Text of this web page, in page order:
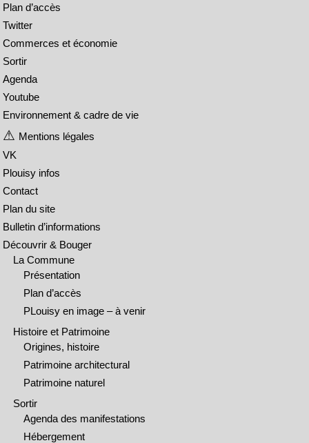
Plan d’accès
Twitter
Commerces et économie
Sortir
Agenda
Youtube
Environnement & cadre de vie
Mentions légales
VK
Plouisy infos
Contact
Plan du site
Bulletin d’informations
Découvrir & Bouger
La Commune
Présentation
Plan d’accès
PLouisy en image – à venir
Histoire et Patrimoine
Origines, histoire
Patrimoine architectural
Patrimoine naturel
Sortir
Agenda des manifestations
Hébergement